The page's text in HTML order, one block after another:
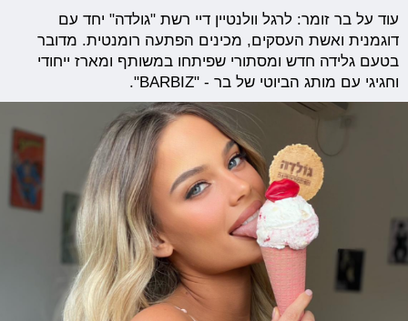
עוד על בר זומר: לרגל וולנטיין דיי רשת "גולדה" יחד עם
דוגמנית ואשת העסקים, מכינים הפתעה רומנטית. מדובר
בטעם גלידה חדש ומסתורי שפיתחו במשותף ומארז ייחודי
וחגיגי עם מותג הביוטי של בר - "BARBIZ".